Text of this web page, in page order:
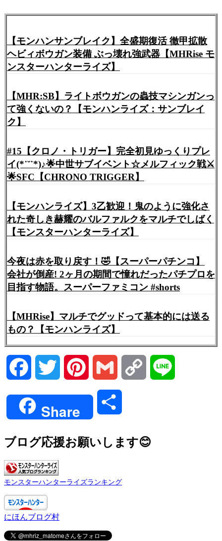
【モンハンサンブレイク】全盛期復活 徹甲拡散
ヘビィボウガン装備 ぶっ壊れ強武器【MHRise モ
ンスターハンターライズ】
【MHR:SB】ライトボウガンの蟲技マシンガンっ
て強くないの？【モンハンライズ：サンブレイ
ク】
#15【クロノ・トリガー】完全初見ゆっくりプレ
イ(*˙˘˙*)♪🌟中世サブイベント☆メルフィック戦⚔️
🌟SFC【CHRONO TRIGGER】
【モンハンライズ】3乙歓迎！鬼のように強化さ
れた奇しき赫耀のバルファルクをマルチでしばく
【モンスターハンターライズ】
今夜は赤を取り戻す！🤣【スーパーパチンコ】
会社が倒産! 2ヶ月の期間で憧れだったパチプロを
目指す物語。スーパーファミコン #shorts
【MHRise】マルチでグッドって基本的には送る
もの？【モンハンライズ】
Facebook Twitter Pinterest Gmail Copy
Share
ブログ応援お願いします😊
モンスターハンターライズランキング
にほんブログ村